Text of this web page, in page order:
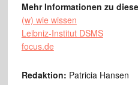
Mehr Informationen zu
(w) wie wissen
Leibniz-Institut DSMS
focus.de
Redaktion: Patricia Hansen